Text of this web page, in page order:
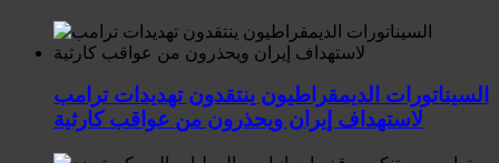
السيناتورات الديمقراطيون ينتقدون تهديدات ترامب
لاستهداف إيران ويحذرون من عواقب كارثية